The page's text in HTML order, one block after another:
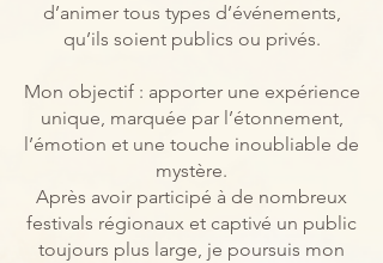
d’animer tous types d’événements,
qu’ils soient publics ou privés.
Mon objectif : apporter une expérience
unique, marquée par l’étonnement,
l’émotion et une touche inoubliable de
mystère.
Après avoir participé à de nombreux
festivals régionaux et captivé un public
toujours plus large, je poursuis mon